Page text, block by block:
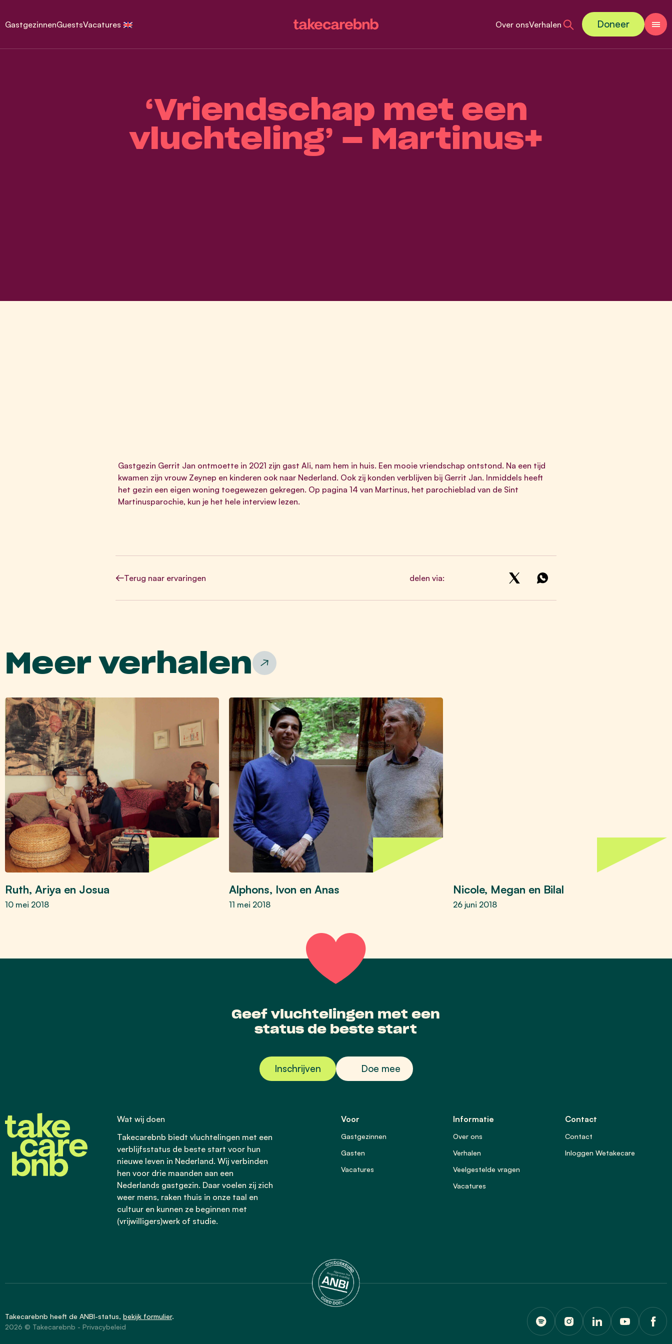
GastgezinnenGuestsVacatures Over onsVerhalen Doneer
‘Vriendschap met een
vluchteling’ – Martinus+
Gastgezin Gerrit Jan ontmoette in 2021 zijn gast Ali, nam hem in huis. Een mooie vriendschap ontstond. Na een tijd
kwamen zijn vrouw Zeynep en kinderen ook naar Nederland. Ook zij konden verblijven bij Gerrit Jan. Inmiddels heeft
het gezin een eigen woning toegewezen gekregen. Op pagina 14 van Martinus, het parochieblad van de Sint
Martinusparochie, kun je het hele interview lezen.
Terug naar ervaringen delen via:
Meer verhalen
Ruth, Ariya en Josua
10 mei 2018
Alphons, Ivon en Anas
11 mei 2018
Nicole, Megan en Bilal
26 juni 2018
Geef vluchtelingen met een
status de beste start
Inschrijven Doe mee
Wat wij doen
Takecarebnb biedt vluchtelingen met een
verblijfsstatus de beste start voor hun
nieuwe leven in Nederland. Wij verbinden
hen voor drie maanden aan een
Nederlands gastgezin. Daar voelen zij zich
weer mens, raken thuis in onze taal en
cultuur en kunnen ze beginnen met
(vrijwilligers)werk of studie.
Voor
Gastgezinnen
Gasten
Vacatures
Informatie
Over ons
Verhalen
Veelgestelde vragen
Vacatures
Contact
Contact
Inloggen Wetakecare
Takecarebnb heeft de ANBI-status, bekijk formulier.
2026 © Takecarebnb - Privacybeleid